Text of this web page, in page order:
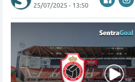
25/07/2025 - 13:50